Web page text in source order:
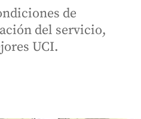
de
del servicio,
UCI.